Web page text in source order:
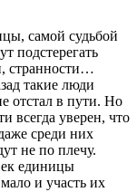
самой судьбой
подстерегать
странности…
такие люди
отстал в пути. Но
всегда уверен, что
среди них
не по плечу.
единицы
и участь их